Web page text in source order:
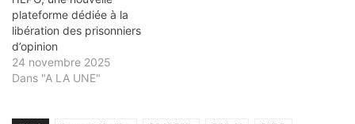
plateforme dédiée à la
libération des prisonniers
d’opinion
24 novembre 2025
Dans "A LA UNE"